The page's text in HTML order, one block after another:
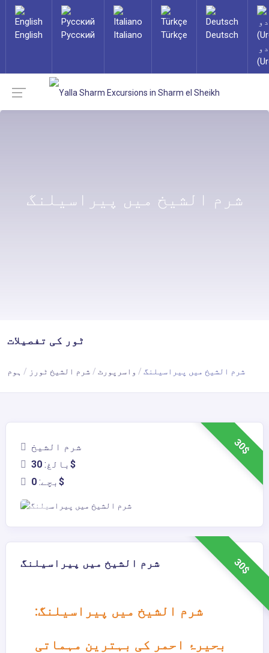
English Русский Italiano Türkçe
Deutsch
شرم الشیخ میں پیراسیلنگ
ٹور کی تفصیلات
ہوم شرم الشیخ ٹورز واسرپورٹ شرم الشیخ میں پیراسیلنگ
30$
شرم الشیخ
بالغ: 30$
بچے: 0$
30$ شرم الشیخ میں پیراسیلنگ
شرم الشیخ میں پیراسیلنگ:
بحیرۂ احمر کی بہترین مہماتی